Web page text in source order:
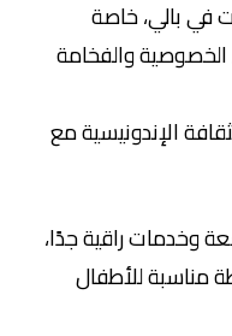
في بالي، خاصة
والفخامة
الإندونيسية مع
وخدمات راقية جدًا،
مناسبة للأطفال